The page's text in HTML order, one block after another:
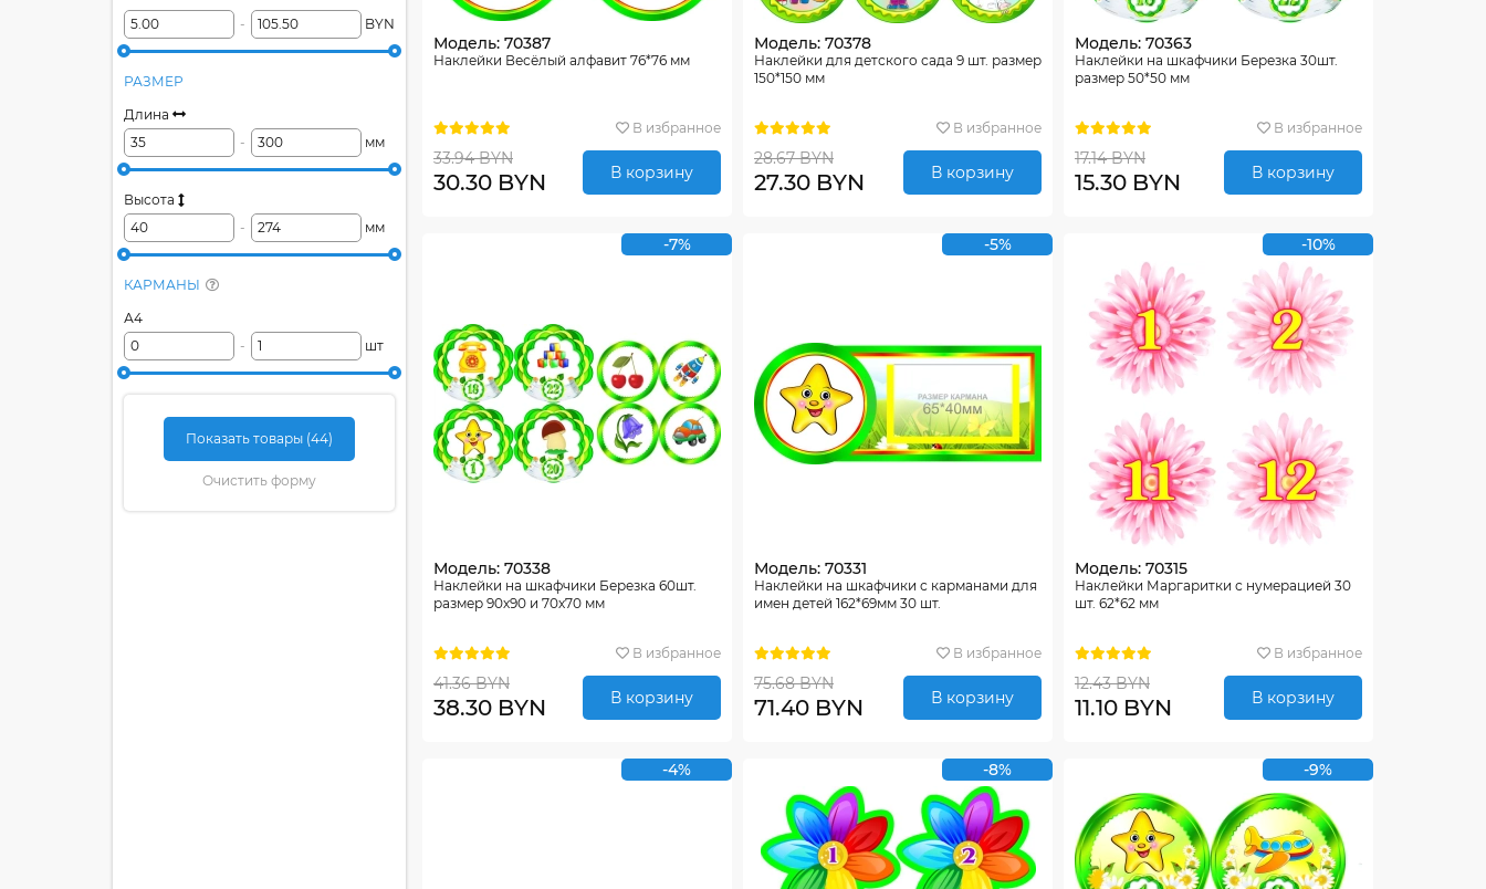
- BYN
РАЗМЕР
Длина
-
мм
Высота
-
мм
КАРМАНЫ
А4
-
шт
Показать товары (44)
Очистить форму
Модель: 70387
Наклейки Весёлый алфавит 76*76 мм
В избранное
33.94 BYN
30.30 BYN В корзину
Модель: 70378
Наклейки для детского сада 9 шт. размер
150*150 мм
В избранное
28.67 BYN
27.30 BYN В корзину
Модель: 70363
Наклейки на шкафчики Березка 30шт.
размер 50*50 мм
В избранное
17.14 BYN
15.30 BYN В корзину
-7%
Модель: 70338
Наклейки на шкафчики Березка 60шт.
размер 90х90 и 70х70 мм
В избранное
41.36 BYN
38.30 BYN В корзину
-5%
Модель: 70331
Наклейки на шкафчики с карманами для
имен детей 162*69мм 30 шт.
В избранное
75.68 BYN
71.40 BYN В корзину
-10%
Модель: 70315
Наклейки Маргаритки с нумерацией 30
шт. 62*62 мм
В избранное
12.43 BYN
11.10 BYN В корзину
-4% -8% -9%